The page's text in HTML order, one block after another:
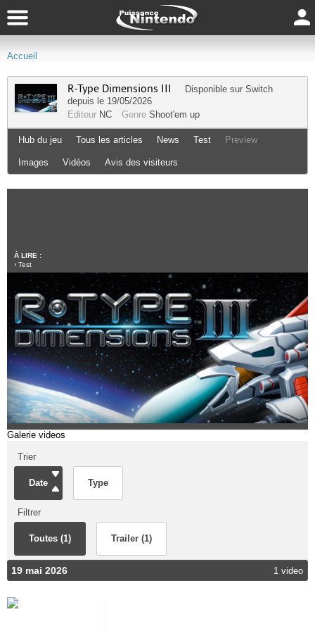
Accueil
R-Type Dimensions III Disponible sur Switch
depuis le 19/05/2026
Editeur NC Genre Shoot'em up
Hub du jeu Tous les articles News Test Preview
Images Vidéos Avis des visiteurs
À LIRE :
› Test
Galerie videos
Trier
Date Type
Filtrer
Toutes (1) Trailer (1)
19 mai 2026 1 video